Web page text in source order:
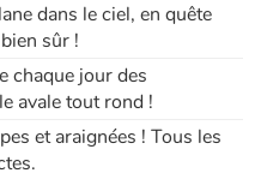
dans le ciel, en quête
sûr !
chaque jour des
avale tout rond !
et araignées ! Tous les